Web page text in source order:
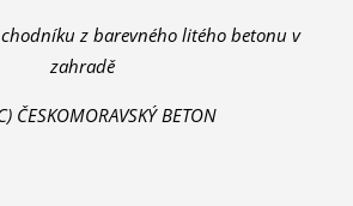
z barevného litého betonu v
zahradě
ČESKOMORAVSKÝ BETON